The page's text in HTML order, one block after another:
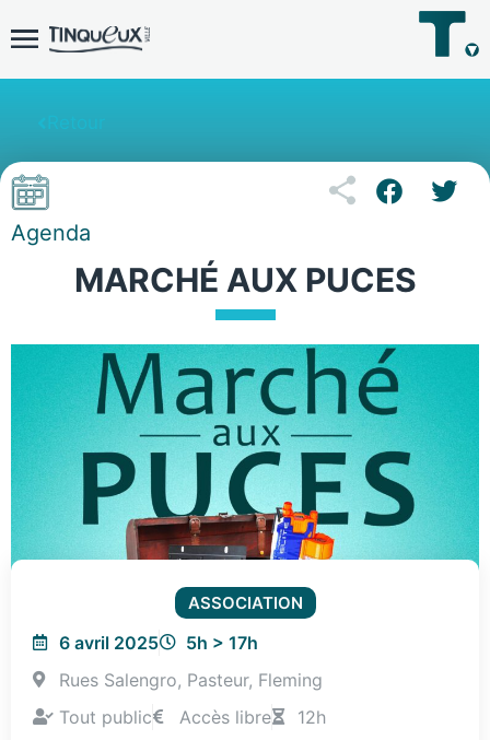
Agenda
MARCHÉ AUX PUCES
ASSOCIATION
6 avril 2025
5h > 17h
Rues Salengro, Pasteur, Fleming
Tout public
Accès libre 12h